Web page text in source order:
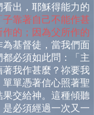
出，耶穌得能力的
子靠著自己不能作甚
的；因為父所作的
為基督徒，當我們面
必須如此問：「主
我作甚麼？祢要我
單憑著信心照著聖
交給神。這種傾聽
必須經過一次又一